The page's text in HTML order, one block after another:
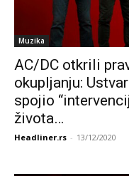
Muzika
AC/DC otkrili
okupljanju:
spojio
života…
Headliner.rs - 13/12/2020